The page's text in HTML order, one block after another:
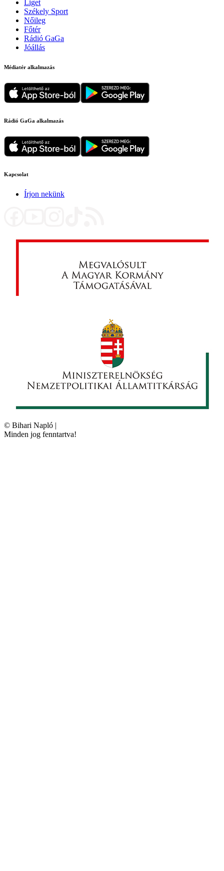
Liget
Székely Sport
Nőileg
Főtér
Rádió GaGa
Jóállás
Médiatér alkalmazás
Rádió GaGa alkalmazás
Kapcsolat
Írjon nekünk
© Bihari Napló |
Minden jog fenntartva!